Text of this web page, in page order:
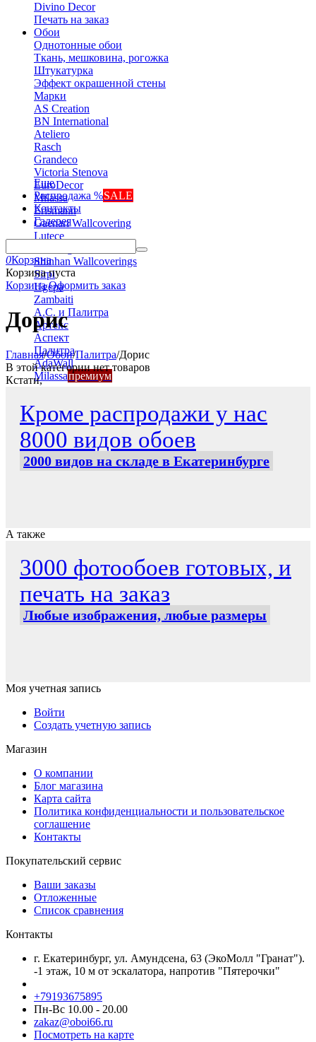
Divino Decor
Печать на заказ
Обои
Однотонные обои
Ткань, мешковина, рогожка
Штукатурка
Эффект окрашенной стены
Марки
AS Creation
BN International
Ateliero
Rasch
Grandeco
Victoria Stenova
EuroDecor
Milassa
Erismann
Gaenari Wallcovering
Lutece
Shinhan Wallcoverings
Sirpi
Ugepa
Zambaiti
А.С. и Палитра
Артекс
Аспект
Палитра
AdaWall
Milassaпремиум
Еще
Распродажа %SALE
Контакты
Галерея
0Корзина
Корзина пуста
Корзина Оформить заказ
Дорис
Главная/Обои/Палитра/Дорис
В этой категории нет товаров
Кстати,
Кроме распродажи у нас
8000 видов обоев
2000 видов на складе в Екатеринбурге
А также
3000 фотообоев готовых, и
печать на заказ
Любые изображения, любые размеры
Моя учетная запись
Войти
Создать учетную запись
Магазин
О компании
Блог магазина
Карта сайта
Политика конфиденциальности и пользовательское
соглашение
Контакты
Покупательский сервис
Ваши заказы
Отложенные
Список сравнения
Контакты
г. Екатеринбург, ул. Амундсена, 63 (ЭкоМолл "Гранат").
-1 этаж, 10 м от эскалатора, напротив "Пятерочки"
+79193675895
Пн-Вс 10.00 - 20.00
zakaz@oboi66.ru
Посмотреть на карте